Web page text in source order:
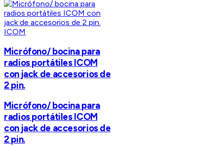
ICOM
Micrófono/ bocina para
radios portátiles ICOM
con jack de accesorios de
2 pin.
Micrófono/ bocina para
radios portátiles ICOM
con jack de accesorios de
2 pin.